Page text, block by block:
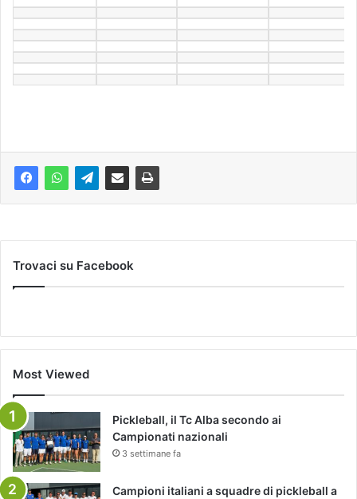
Trovaci su Facebook
Most Viewed
Pickleball, il Tc Alba secondo ai
Campionati nazionali
3 settimane fa
Campioni italiani a squadre di pickleball a